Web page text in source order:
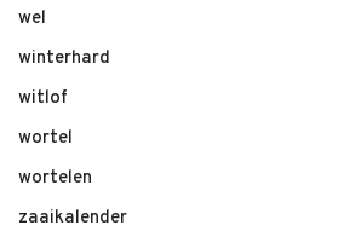
wel
winterhard
witlof
wortel
wortelen
zaaikalender